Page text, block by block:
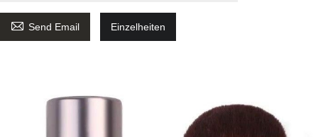
 Send Email Einzelheiten